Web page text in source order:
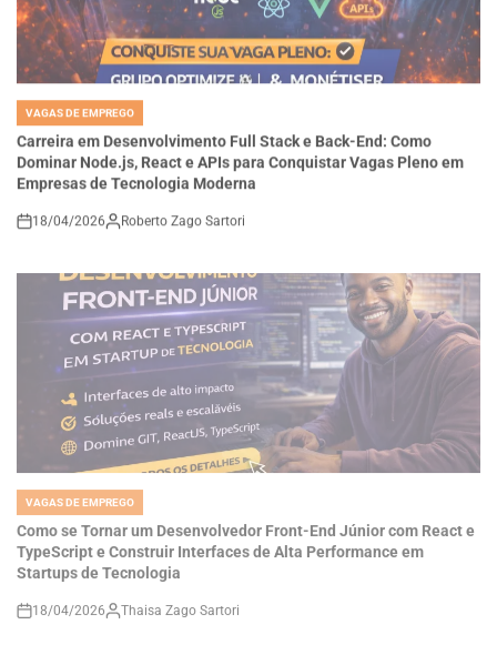
POSTED
IN
VAGAS DE EMPREGO
Carreira em Desenvolvimento Full Stack e Back-End: Como
Dominar Node.js, React e APIs para Conquistar Vagas Pleno em
Empresas de Tecnologia Moderna
on
18/04/2026 Roberto Zago Sartori
VAGAS DE EMPREGO
Como se Tornar um Desenvolvedor Front-End Júnior com React e
TypeScript e Construir Interfaces de Alta Performance em
Startups de Tecnologia
on
18/04/2026 Thaisa Zago Sartori